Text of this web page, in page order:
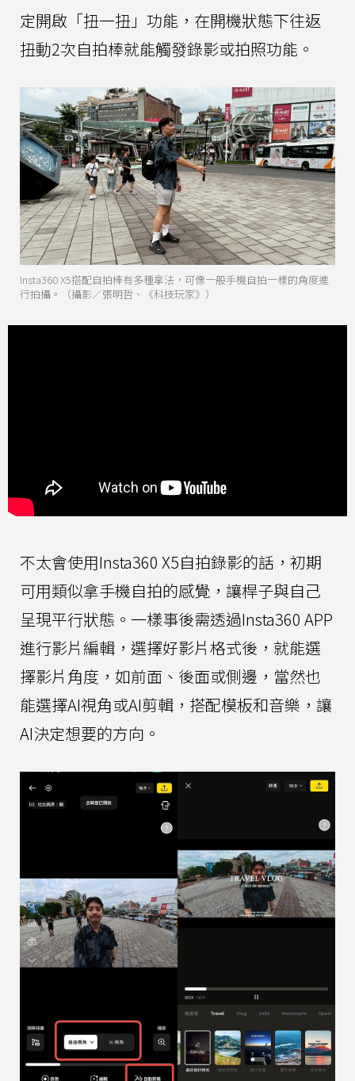
定開啟「扭一扭」功能，在開機狀態下往返
扭動2次自拍棒就能觸發錄影或拍照功能。
Insta360 X5搭配自拍棒有多種拿法，可像一般手機自拍一樣的角度進
行拍攝。（攝影／張明哲、《科技玩家》）
不太會使用Insta360 X5自拍錄影的話，初期
可用類似拿手機自拍的感覺，讓桿子與自己
呈現平行狀態。一樣事後需透過Insta360 APP
進行影片編輯，選擇好影片格式後，就能選
擇影片角度，如前面、後面或側邊，當然也
能選擇AI視角或AI剪輯，搭配模板和音樂，讓
AI決定想要的方向。